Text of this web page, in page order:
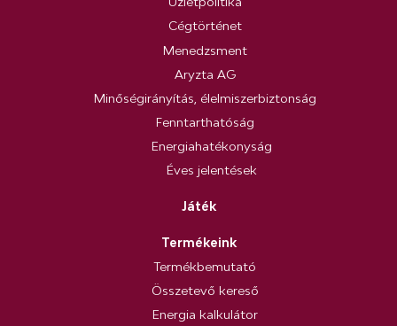
Cégtörténet
Menedzsment
Aryzta AG
Minőségirányítás, élelmiszerbiztonság
Fenntarthatóság
Energiahatékonyság
Éves jelentések
Játék
Termékeink
Termékbemutató
Összetevő kereső
Energia kalkulátor